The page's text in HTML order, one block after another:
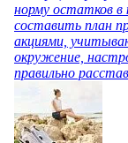
норму остатков в
составить план
акциями,
окружение,
правильно